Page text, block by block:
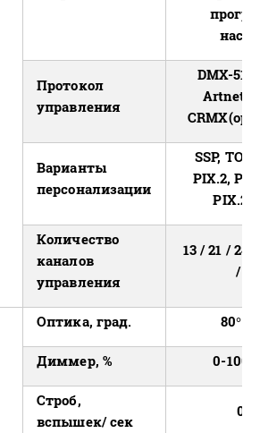
Протокол
управления
DMX-512
Artnet/
Варианты
персонализации
SSP,
PIX.2,
PIX.2
Количество
каналов
управления
13 / 21 /
/
Оптика, град. 80° -
Диммер, % 0-100
Строб,
вспышек/ сек
0-